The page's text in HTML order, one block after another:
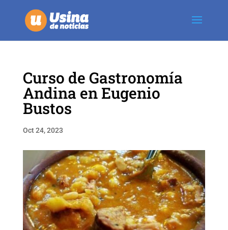
Curso de Gastronomía
Andina en Eugenio
Bustos
Oct 24, 2023